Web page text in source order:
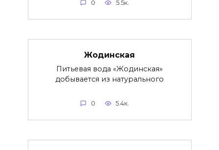
0 5.5к.
Жодинская
Питьевая вода «Жодинская»
добывается из натурального
0 5.4к.